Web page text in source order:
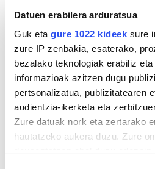
Datuen erabilera arduratsua
Guk eta gure 1022 kideek sure
zure IP zenbakia, esaterako,
bezalako teknologiak erabiliz
informazioak azitzen dugu
pertsonalizatua, publizitatearen
audientzia-ikerketa eta
Zure datuak nork eta zertarako
hautatzeko aukera duzu. Zure